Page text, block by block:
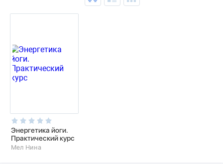
Энергетика йоги.
Практический курс
Мел Нина